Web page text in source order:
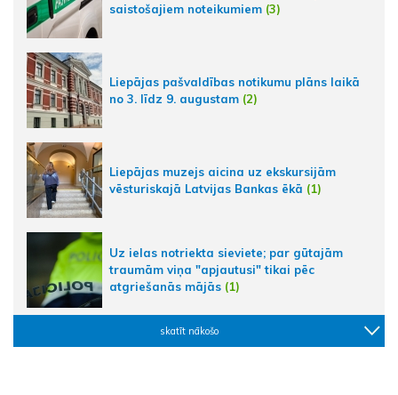
saistošajiem noteikumiem (3)
Liepājas pašvaldības notikumu plāns laikā
no 3. līdz 9. augustam (2)
Liepājas muzejs aicina uz ekskursijām
vēsturiskajā Latvijas Bankas ēkā (1)
Uz ielas notriekta sieviete; par gūtajām
traumām viņa "apjautusi" tikai pēc
atgriešanās mājās (1)
skatīt nākošo